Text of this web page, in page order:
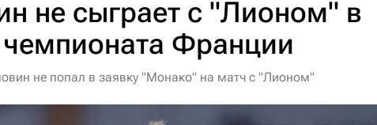
не сыграет с "Лионом" в
Франции
не попал в заявку "Монако" на матч с "Лионом"